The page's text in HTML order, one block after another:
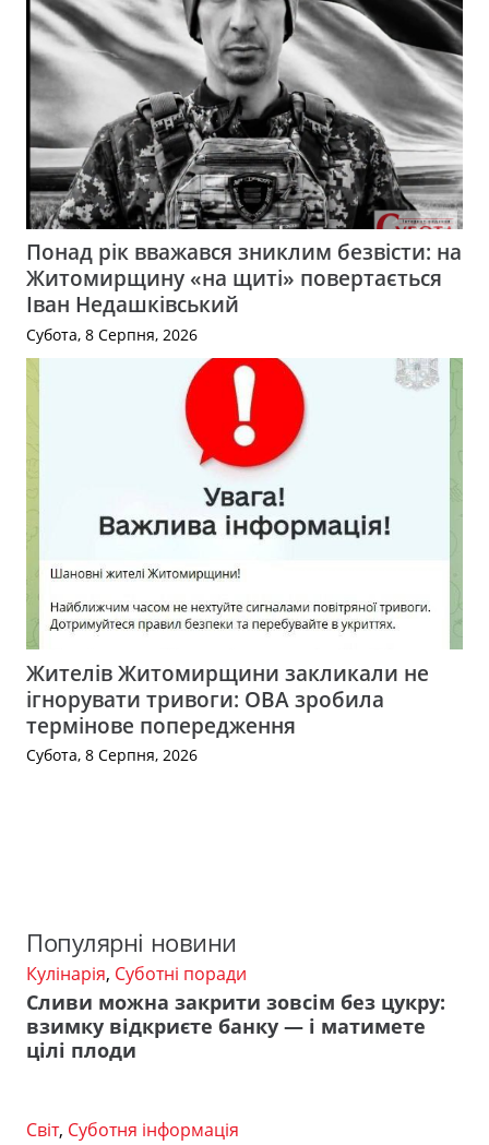
Понад рік вважався зниклим безвісти: на
Житомирщину «на щиті» повертається
Іван Недашківський
Субота, 8 Серпня, 2026
Жителів Житомирщини закликали не
ігнорувати тривоги: ОВА зробила
термінове попередження
Субота, 8 Серпня, 2026
Популярні новини
Кулінарія, Суботні поради
Сливи можна закрити зовсім без цукру:
взимку відкриєте банку — і матимете
цілі плоди
Світ, Суботня інформація